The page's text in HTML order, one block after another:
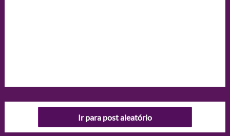
Ir para post aleatório